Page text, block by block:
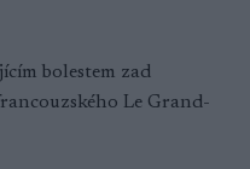
bolestem zad
Le Grand-